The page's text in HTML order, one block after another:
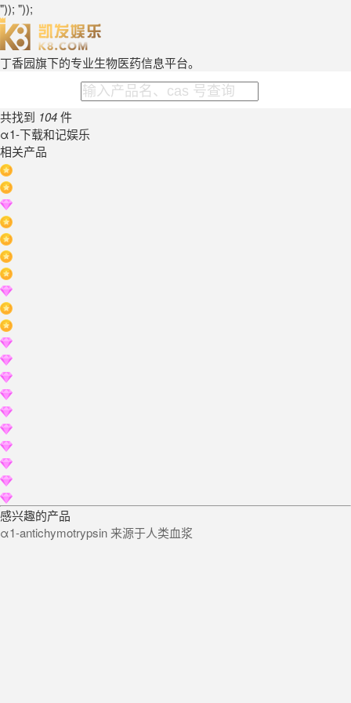
")); "));
丁香园旗下的专业生物医药信息平台。
共找到 104件
α1-下载和记娱乐
相关产品
感兴趣的产品
α1-antichymotrypsin 来源于人类血浆